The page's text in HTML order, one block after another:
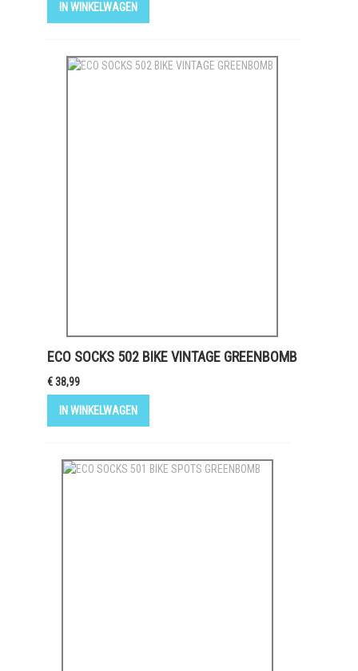
IN WINKELWAGEN
ECO SOCKS 502 BIKE VINTAGE GREENBOMB
€ 38,99
IN WINKELWAGEN